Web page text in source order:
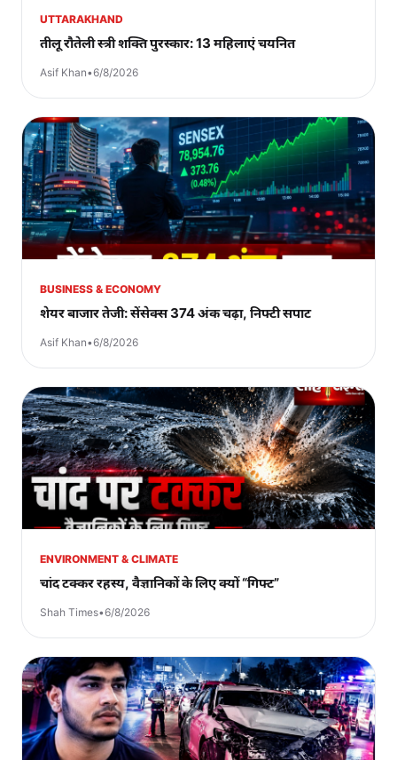
UTTARAKHAND
तीलू रौतेली स्त्री शक्ति पुरस्कार: 13 महिलाएं चयनित
Asif Khan•6/8/2026
BUSINESS & ECONOMY
शेयर बाजार तेजी: सेंसेक्स 374 अंक चढ़ा, निफ्टी सपाट
Asif Khan•6/8/2026
ENVIRONMENT & CLIMATE
चांद टक्कर रहस्य, वैज्ञानिकों के लिए क्यों “गिफ्ट”
Shah Times•6/8/2026